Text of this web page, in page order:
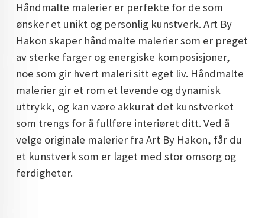
MALERIER TIL SALGS
KUNST
KUNSTNER BLOGG - EN KUNSTNERS DAGBOK
STORE MALERIER TIL STUE
NORSK KUNST
DOPAMIN DECOR NORGE
Håndmalte malerier er perfekte for de som
ønsker et unikt og personlig kunstverk. Art By
Hakon skaper håndmalte malerier som er preget
av sterke farger og energiske komposisjoner,
noe som gir hvert maleri sitt eget liv. Håndmalte
malerier gir et rom et levende og dynamisk
uttrykk, og kan være akkurat det kunstverket
som trengs for å fullføre interiøret ditt. Ved å
velge originale malerier fra Art By Hakon, får du
et kunstverk som er laget med stor omsorg og
ferdigheter.